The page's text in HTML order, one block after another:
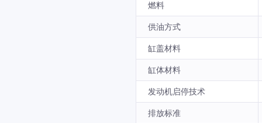
燃料
供油方式
缸盖材料
缸体材料
发动机启停技术
排放标准